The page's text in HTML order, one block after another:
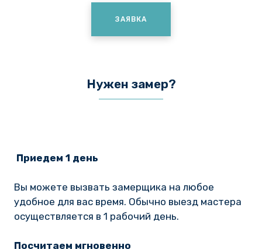
ЗАЯВКА
Нужен замер?
Приедем 1 день
Вы можете вызвать замерщика на любое
удобное для вас время. Обычно выезд мастера
осуществляется в 1 рабочий день.
Посчитаем мгновенно